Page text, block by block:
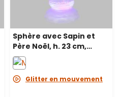
Sphère avec Sapin et
Père Noël, h. 23 cm,
glitter led multicolor
RGB
Glitter en mouvement